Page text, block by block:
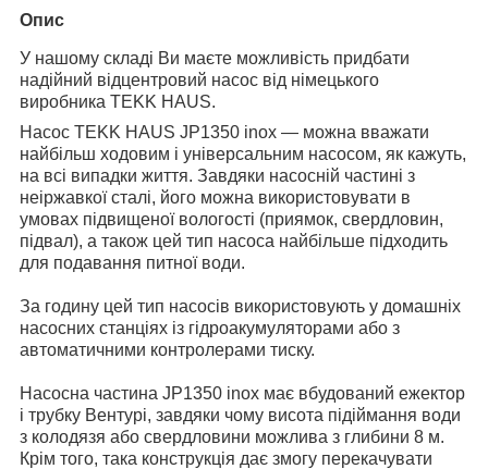
Опис
У нашому складі Ви маєте можливість придбати
надійний відцентровий насос від німецького
виробника TEKK HAUS.
Насос TEKK HAUS JP1350 inox — можна вважати
найбільш ходовим і універсальним насосом, як кажуть,
на всі випадки життя. Завдяки насосній частині з
неіржавкої сталі, його можна використовувати в
умовах підвищеної вологості (приямок, свердловин,
підвал), а також цей тип насоса найбільше підходить
для подавання питної води.
За годину цей тип насосів використовують у домашніх
насосних станціях із гідроакумуляторами або з
автоматичними контролерами тиску.
Насосна частина JP1350 inox має вбудований ежектор
і трубку Вентурі, завдяки чому висота підіймання води
з колодязя або свердловини можлива з глибини 8 м.
Крім того, така конструкція дає змогу перекачувати